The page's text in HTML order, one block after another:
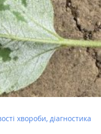
хвороби, діагностика